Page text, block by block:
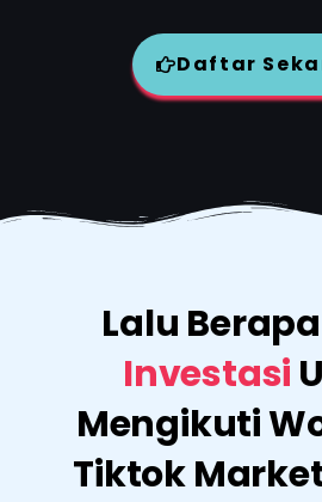
Daftar
Lalu Berapa
Investasi
Mengikuti
Tiktok